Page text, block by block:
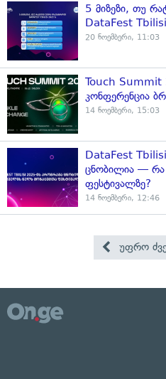
5 მიზეზი, თუ
DataFest
20 ნოემბერი, 11:03
Touch Summit
კონფერენცია
14 ნოემბერი, 15:03
DataFest
ცნობილია — რა
ფესტივალზე?
14 ნოემბერი, 12:46
უფრო